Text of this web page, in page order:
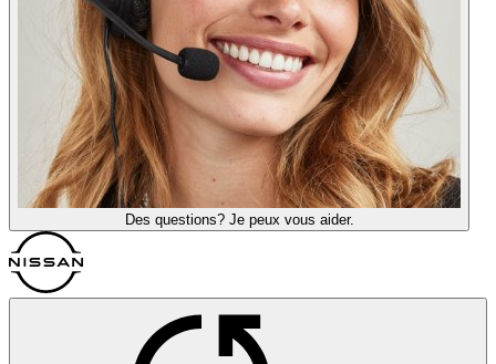
Des questions? Je peux vous aider.